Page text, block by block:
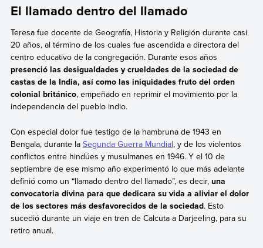
El llamado dentro del llamado
Teresa fue docente de Geografía, Historia y Religión durante casi
20 años, al término de los cuales fue ascendida a directora del
centro educativo de la congregación. Durante esos años
presenció las desigualdades y crueldades de la sociedad de
castas de la India, así como las iniquidades fruto del orden
colonial británico, empeñado en reprimir el movimiento por la
independencia del pueblo indio.
Con especial dolor fue testigo de la hambruna de 1943 en
Bengala, durante la Segunda Guerra Mundial, y de los violentos
conflictos entre hindúes y musulmanes en 1946. Y el 10 de
septiembre de ese mismo año experimentó lo que más adelante
definió como un “llamado dentro del llamado”, es decir, una
convocatoria divina para que dedicara su vida a aliviar el dolor
de los sectores más desfavorecidos de la sociedad. Esto
sucedió durante un viaje en tren de Calcuta a Darjeeling, para su
retiro anual.